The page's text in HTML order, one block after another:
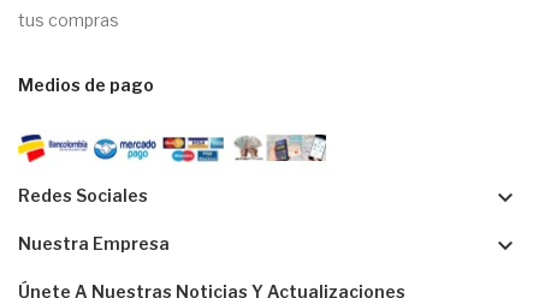
tus compras
Medios de pago
Redes Sociales keyboard_arrow_down
Nuestra Empresa keyboard_arrow_down
Únete A Nuestras Noticias Y Actualizaciones